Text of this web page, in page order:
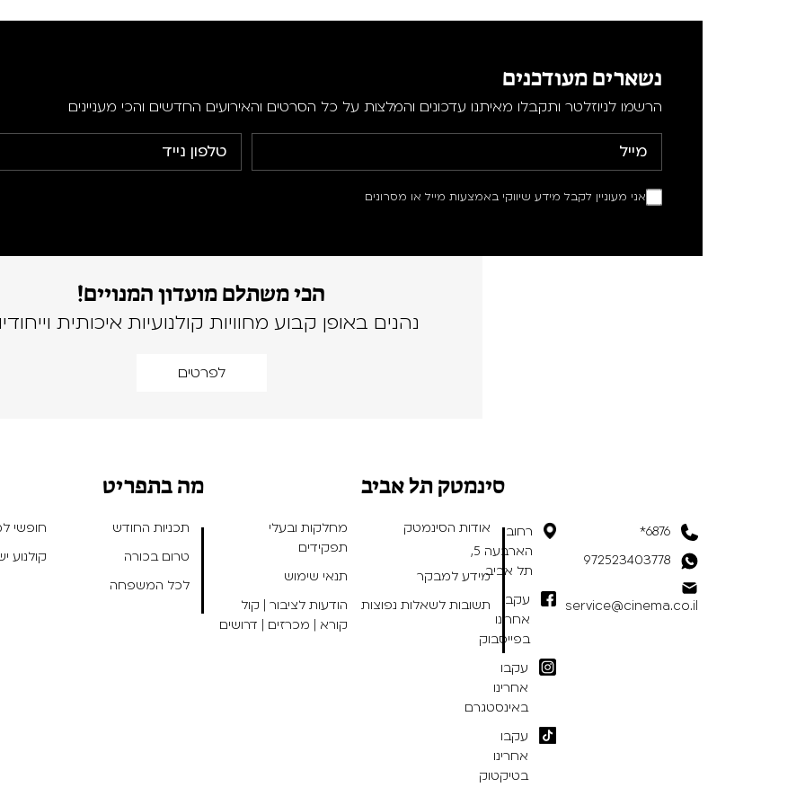
נשארים מעודכנים
הרשמו לניוזלטר ותקבלו מאיתנו עדכונים והמלצות על כל הסרטים והאירועים החדשים והכי מעניינים
אני מעוניין לקבל מידע שיווקי באמצעות מייל או מסרונים
הכי משתלם מועדון המנויים!
נהנים באופן קבוע מחוויות קולנועיות איכותית
לפרטים
6876*
972523403778
service@cinema.co.il
רחוב
הארבעה 5,
תל אביב
עקבו
אחרינו
בפייסבוק
עקבו
אחרינו
באינסטגרם
עקבו
אחרינו
בטיקטוק
סינמטק תל אביב
אודות הסינמטק
מחלקות ובעלי
תפקידים
מידע למבקר
תנאי שימוש
תשובות לשאלות נפוצות
הודעות לציבור | קול
קורא | מכרזים | דרושים
מה בתפריט
תכניות החודש
חופשי
טרום בכורה
קולנוע
לכל המשפחה